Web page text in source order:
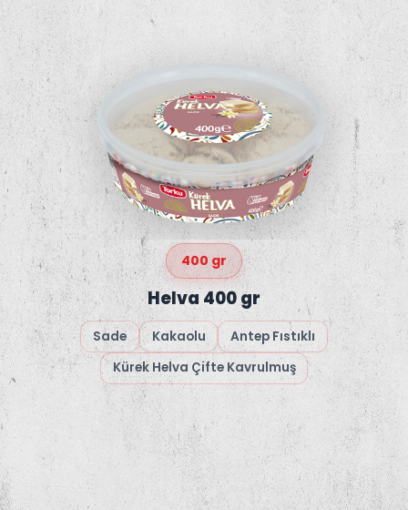
400 gr
Helva 400 gr
Sade Kakaolu
Antep Fıstıklı
Kürek Helva Çifte Kavrulmuş